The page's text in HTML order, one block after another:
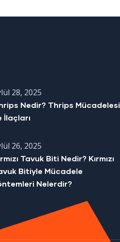
28, 2025
Nedir? Thrips Mücadelesi
İlaçları
26, 2025
Tavuk Biti Nedir? Kırmızı
Bitiyle Mücadele
Nelerdir?